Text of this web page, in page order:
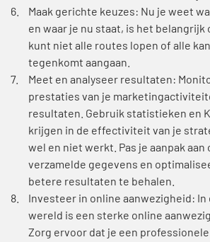
Maak gerichte keuzes: Nu je weet
en waar je nu staat, is het belangrijk
kunt niet alle routes lopen of alle
tegenkomt aangaan.
Meet en analyseer resultaten:
prestaties van je
resultaten. Gebruik statistieken en
krijgen in de effectiviteit van je
wel en niet werkt. Pas je aanpak aan
verzamelde gegevens en
betere resultaten te behalen.
Investeer in online aanwezigheid:
wereld is een sterke online
Zorg ervoor dat je een professionele